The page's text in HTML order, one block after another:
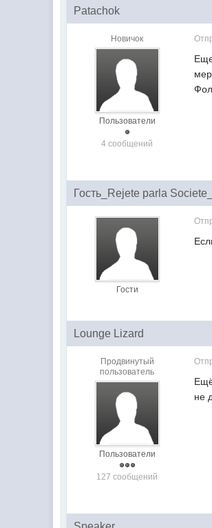
Patachok
Новичок
Пользователи
4 сообщений
Гость_Rejete parla
Гости
Lounge Lizard
Продвинутый
пользователь
Пользователи
127 сообщений
не